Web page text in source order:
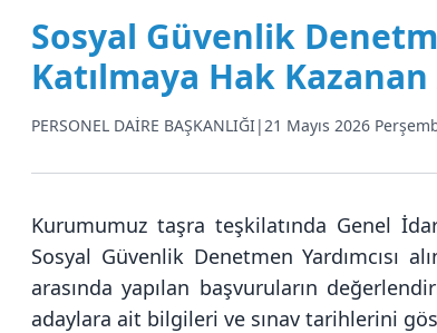
Sosyal Güvenlik
Katılmaya Hak
PERSONEL DAİRE BAŞKANLIĞI|21 Mayıs 2026
Kurumumuz taşra teşkilatında Genel
Sosyal Güvenlik Denetmen Yardımcısı
arasında yapılan başvuruların
adaylara ait bilgileri ve sınav tarihlerini